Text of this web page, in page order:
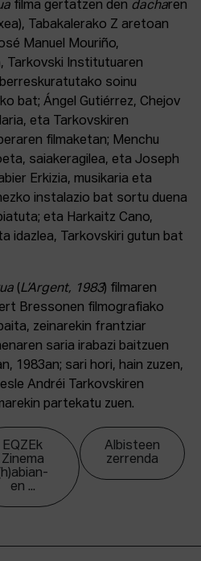
filma gertatzen den dacharen
Tabakalerako Z aretoan
Manuel Mouriño,
Tarkovski Institutuaren
soinu
bat; Ángel Gutiérrez, Chejov
eta Tarkovskiren
filmaketan; Menchu
saiakeragilea, eta Joseph
Erkizia, musikaria eta
instalazio bat sortu duena
eta Harkaitz Cano,
idazlea, Tarkovskiri gutun bat
(L’Argent, 1983) filmaren
Bressonen filmografiako
zeinarekin frantziar
saria irabazi baitzuen
1983an; sari hori, hain zuzen,
Andréi Tarkovskiren
partekatu zuen.
EQZEk
Zinema
en ...
Albisteen
zerrenda